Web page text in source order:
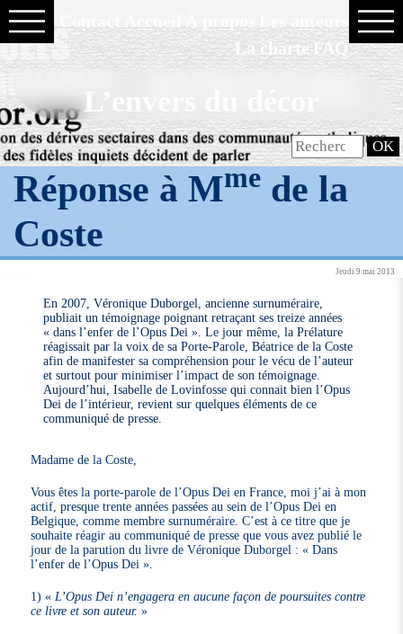
La charte FAQ
L’envers du décor
Réponse à Mme de la
Coste
Jeudi 9 mai 2013
En 2007, Véronique Duborgel, ancienne surnuméraire,
publiait un témoignage poignant retraçant ses treize années
« dans l’enfer de l’Opus Dei ». Le jour même, la Prélature
réagissait par la voix de sa Porte-Parole, Béatrice de la Coste
afin de manifester sa compréhension pour le vécu de l’auteur
et surtout pour minimiser l’impact de son témoignage.
Aujourd’hui, Isabelle de Lovinfosse qui connait bien l’Opus
Dei de l’intérieur, revient sur quelques éléments de ce
communiqué de presse.
Madame de la Coste,
Vous êtes la porte-parole de l’Opus Dei en France, moi j’ai à mon
actif, presque trente années passées au sein de l’Opus Dei en
Belgique, comme membre surnuméraire. C’est à ce titre que je
souhaite réagir au communiqué de presse que vous avez publié le
jour de la parution du livre de Véronique Duborgel : « Dans
l’enfer de l’Opus Dei ».
1)
L’Opus Dei n’engagera en aucune façon de poursuites contre
ce livre et son auteur.